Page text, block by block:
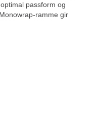
passform og
ramme gir